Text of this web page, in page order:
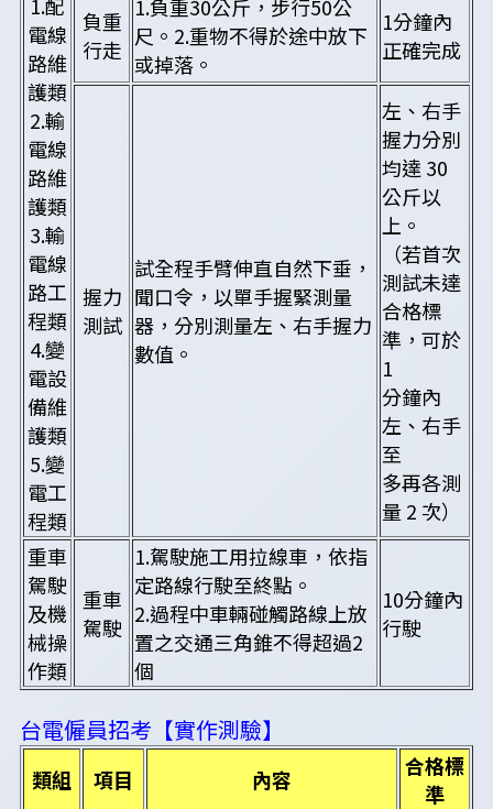
電線
路維
護類
2.輸
電線
路維
護類
3.輸
電線
路工
程類
4.變
電設
備維
護類
5.變
電工
程類
負重
行走
1.負重30公斤，步行50公
尺。2.重物不得於途中放下
或掉落。
1分鐘內
正確完成
握力
測試
試全程手臂伸直自然下垂，
聞口令，以單手握緊測量
器，分別測量左、右手握力
數值。
左、右手
握力分別
均達 30
公斤以
上。
（若首次
測試未達
合格標
準，可於
1
分鐘內
左、右手
至
多再各測
量 2 次）
重車
駕駛
及機
械操
作類
重車
駕駛
1.駕駛施工用拉線車，依指
定路線行駛至終點。
2.過程中車輛碰觸路線上放
置之交通三角錐不得超過2
個
10分鐘內
行駛
台電僱員招考【實作測驗】
類組 項目 內容
合格標
準